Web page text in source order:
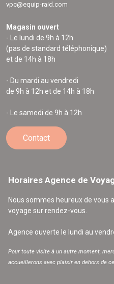
vpc@equip-raid.com
Magasin ouvert
- Le lundi de 9h à 12h
(pas de standard téléphonique)
et de 14h à 18h
- Du mardi au vendredi
de 9h à 12h et de 14h à 18h
- Le samedi de 9h à 12h
Contact
Horaires Agence de
Nous sommes heureux de vous
voyage sur rendez-vous.
Agence ouverte le lundi au
Pour toute visite à un autre moment,
accueillerons avec plaisir en dehors de